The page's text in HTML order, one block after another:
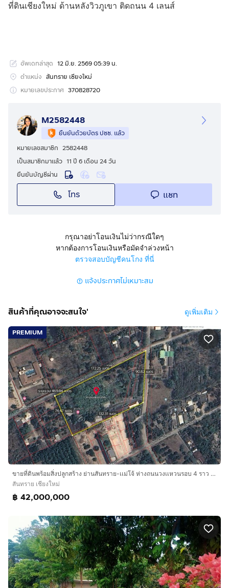
ที่ดินเชียงใหม่ ด้านหลังวิวภูเขา ติดถนน 4 เลนส์
อัพเดทล่าสุด 12 มิ.ย. 2569 05:39 น.
ตำแหน่ง สันทราย เชียงใหม่
หมายเลขประกาศ 370828720
M2582448
ยืนยันด้วยบัตร ปชช. แล้ว
หมายเลขสมาชิก 2582448
เป็นสมาชิกมาแล้ว 11 ปี 6 เดือน 24 วัน
ยืนยันบัญชีผ่าน
โทร แชท
กรุณาอย่าโอนเงินไม่ว่ากรณีใดๆ
หากต้องการโอนเงินหรือมัดจำล่วงหน้า
ตรวจสอบบัญชีคนโกง ที่นี่
แจ้งประกาศไม่เหมาะสม
สินค้าที่คุณอาจจะสนใจ' ดูเพิ่มเติม
PREMIUM
ขายที่ดินพร้อมสิ่งปลูกสร้าง ย่านสันทราย-เเม่โจ้ ห่างถนนวงเเหวนรอบ 4 ราว 50 เมตร
สันทราย เชียงใหม่
฿ 42,000,000